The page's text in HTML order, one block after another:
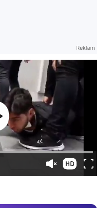
Reklam
Video